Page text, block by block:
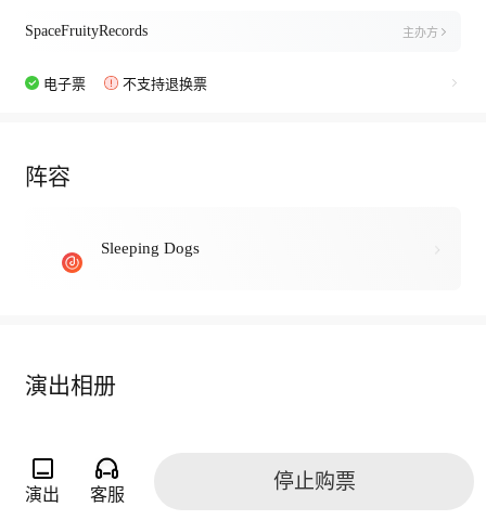
SpaceFruityRecords 主办方
电子票 不支持退换票
阵容
Sleeping Dogs
演出相册
演出 客服
停止购票